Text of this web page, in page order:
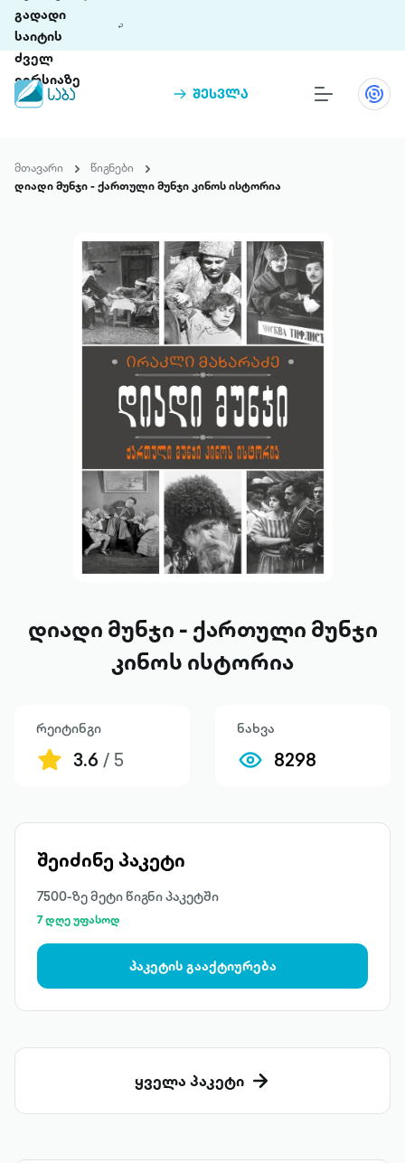
გადადი
საიტის
ძველ
ვერსიაზე
შესვლა
თინეთი 9 ციფრულ პლატფორმასა და 5
მობილურ აპლიკაციას აერთიანებს.
პრემია „საბა“
ჩვენ შესახებ
პაკეტები
მთავარი
წიგნები
დიადი მუნჯი - ქართული მუნჯი კინოს ისტორია
დიადი მუნჯი - ქართული მუნჯი
კინოს ისტორია
რეიტინგი
3.6 / 5
ნახვა
8298
შეიძინე პაკეტი
7500-ზე მეტი წიგნი პაკეტში
7 დღე უფასოდ
პაკეტის გააქტიურება
ყველა პაკეტი